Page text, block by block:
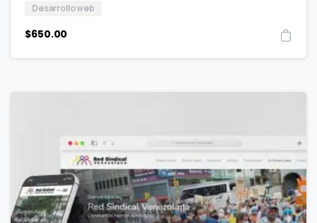
Desarrollo web
$650.00